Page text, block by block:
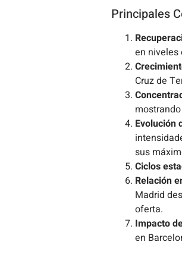
Principales
en niveles
Cruz de
Evolución
sus
Ciclos
Relación
Madrid
oferta.
Impacto
en